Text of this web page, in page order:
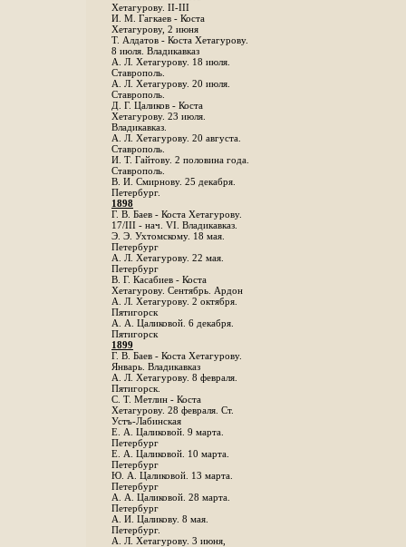
Хетагурову. II-III
И. М. Гагкаев - Коста
Хетагурову, 2 июня
Т. Алдатов - Коста Хетагурову.
8 июля. Владикавказ
А. Л. Хетагурову. 18 июля.
Ставрополь.
А. Л. Хетагурову. 20 июля.
Ставрополь.
Д. Г. Цаликов - Коста
Хетагурову. 23 июля.
Владикавказ.
А. Л. Хетагурову. 20 августа.
Ставрополь.
И. Т. Гайтову. 2 половина года.
Ставрополь.
В. И. Смирнову. 25 декабря.
Петербург.
1898
Г. В. Баев - Коста Хетагурову.
17/III - нач. VI. Владикавказ.
Э. Э. Ухтомскому. 18 мая.
Петербург
A. Л. Хетагурову. 22 мая.
Петербург
B. Г. Касабиев - Коста
Хетагурову. Сентябрь. Ардон
А. Л. Хетагурову. 2 октября.
Пятигорск
А. А. Цаликовой. 6 декабря.
Пятигорск
1899
Г. В. Баев - Коста Хетагурову.
Январь. Владикавказ
А. Л. Хетагурову. 8 февраля.
Пятигорск.
С. Т. Метлин - Коста
Хетагурову. 28 февраля. Ст.
Устъ-Лабинская
Е. А. Цаликовой. 9 марта.
Петербург
Е. А. Цаликовой. 10 марта.
Петербург
Ю. А. Цаликовой. 13 марта.
Петербург
А. А. Цаликовой. 28 марта.
Петербург
А. И. Цаликову. 8 мая.
Петербург.
А. Л. Хетагурову. 3 июня,